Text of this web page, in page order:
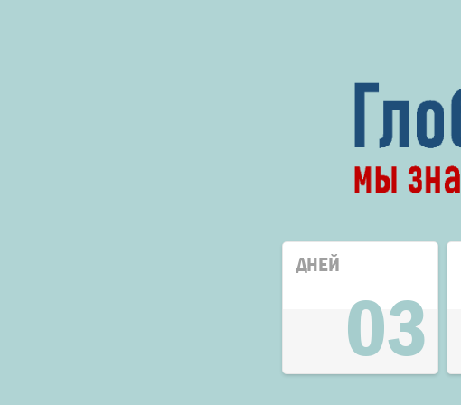
ДНЕЙ
03